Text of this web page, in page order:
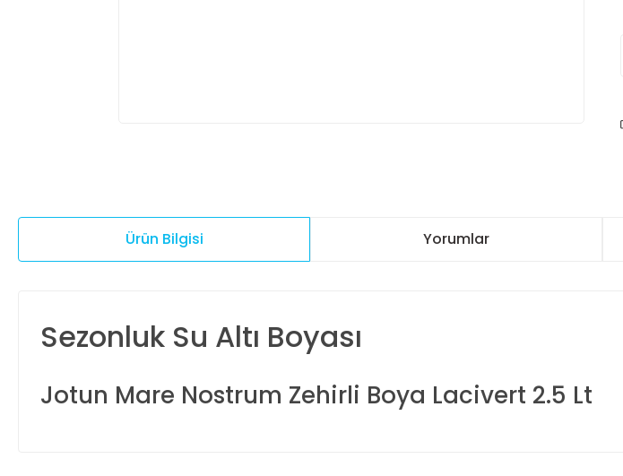
Ürün Bilgisi Yorumlar
Sezonluk Su Altı Boyası
Jotun Mare Nostrum Zehirli Boya Lacivert 2.5 Lt